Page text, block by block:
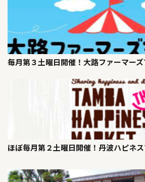
毎月第３土曜日開催！大路ファーマー
ほぼ毎月第２土曜日開催！丹波ハピネ